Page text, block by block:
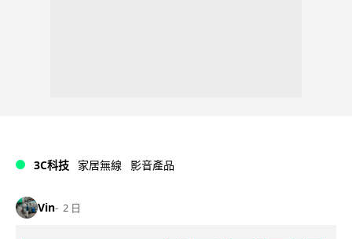
3C科技 家居無線 影音產品
Vin 2 日